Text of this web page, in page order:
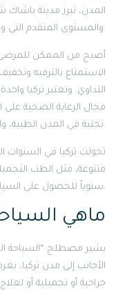
المدن، تبرز مدينة باشاك
والمستوى المتقدم التي وصلت إليها تركيا في هذا المجال.
أصبح من الممكن للمرضى
الاستمتاع بالترفيه
التداوي. وتعتبر تركيا
مجال الرعاية الصحية
تحتية في المدن الطبية، والعديد من الكوادر الطبية ذات الكفاءة العالية.
تحولت تركيا في السنوات
متنوعة، مثل الطب
سنوياً للحصول على السياحة العلاجية.
ماهي
يشير مصطلح “السياحة
الأجانب إلى مدن تركيا،
جراحية أو تجميلية أو